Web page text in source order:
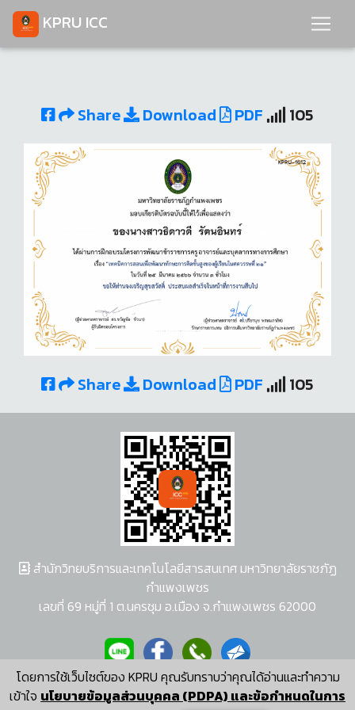
KPRU ICC
Share Download PDF 105
Share Download PDF 105
โดยการใช้เว็บไซต์ของ KPRU คุณรับทราบว่าคุณได้อ่านและทำความ
เข้าใจ นโยบายข้อมูลส่วนบุคคล (PDPA) และข้อกำหนดในการ
สำนักวิทยบริการและเทคโนโลยีสารสนเทศ มหาวิทยาลัยราชภัฏ
กำแพงเพชร
เลขที่ 69 หมู่ที่ 1 ต.นครชุม อ.เมือง จ.กำแพงเพชร 62000
ผู้พัฒนาระบบ อนุชา พวงผกา